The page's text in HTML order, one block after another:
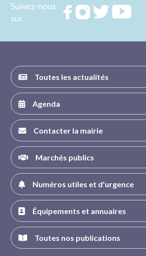
Suivez-nous
sur
RejoignezRejoignezRejoignez
Toutes les actualités
Agenda
Contacter la mairie
Marchés publics
Numéros utiles et d'urgence
Équipements et annuaires
Toutes nos publications